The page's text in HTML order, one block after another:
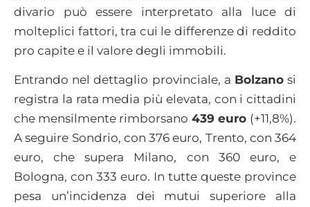
divario può essere interpretato alla luce di
molteplici fattori, tra cui le differenze di reddito
pro capite e il valore degli immobili.
Entrando nel dettaglio provinciale, a Bolzanosi
registra la rata media più elevata, con i cittadini
che mensilmente rimborsano 439 euro (+11,8%).
A seguire Sondrio, con 376 euro, Trento, con 364
euro, che supera Milano, con 360 euro, e
Bologna, con 333 euro. In tutte queste province
pesa un’incidenza dei mutui superiore alla